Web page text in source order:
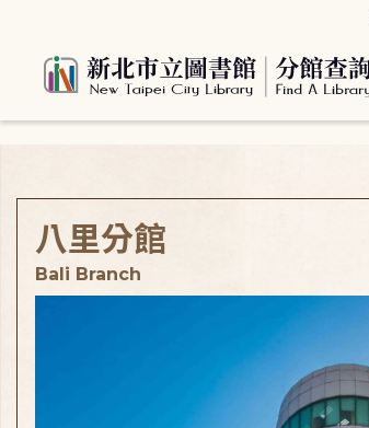
八里分館
Bali Branch